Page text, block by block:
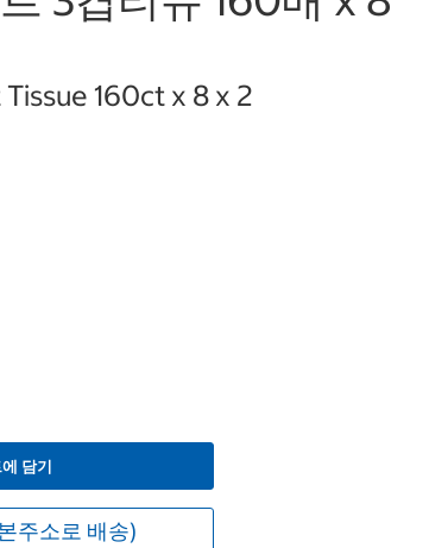
160ct x 8 x 2
담기
주소로 배송)